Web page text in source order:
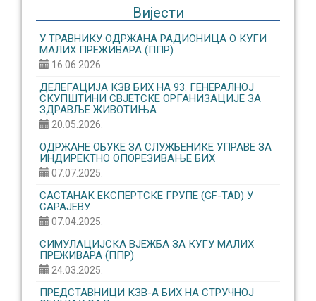
Вијести
У ТРАВНИКУ ОДРЖАНА РАДИОНИЦА О КУГИ
МАЛИХ ПРЕЖИВАРА (ППР)
16.06.2026.
ДЕЛЕГАЦИЈА КЗВ БИХ НА 93. ГЕНЕРАЛНОЈ
СКУПШТИНИ СВЈЕТСКЕ ОРГАНИЗАЦИЈЕ ЗА
ЗДРАВЉЕ ЖИВОТИЊА
20.05.2026.
ОДРЖАНЕ ОБУКЕ ЗА СЛУЖБЕНИКЕ УПРАВЕ ЗА
ИНДИРЕКТНО ОПОРЕЗИВАЊЕ БИХ
07.07.2025.
САСТАНАК ЕКСПЕРТСКЕ ГРУПЕ (GF-TAD) У
САРАЈЕВУ
07.04.2025.
СИМУЛАЦИЈСКА ВЈЕЖБА ЗА КУГУ МАЛИХ
ПРЕЖИВАРА (ППР)
24.03.2025.
ПРЕДСТАВНИЦИ КЗВ-А БИХ НА СТРУЧНОЈ